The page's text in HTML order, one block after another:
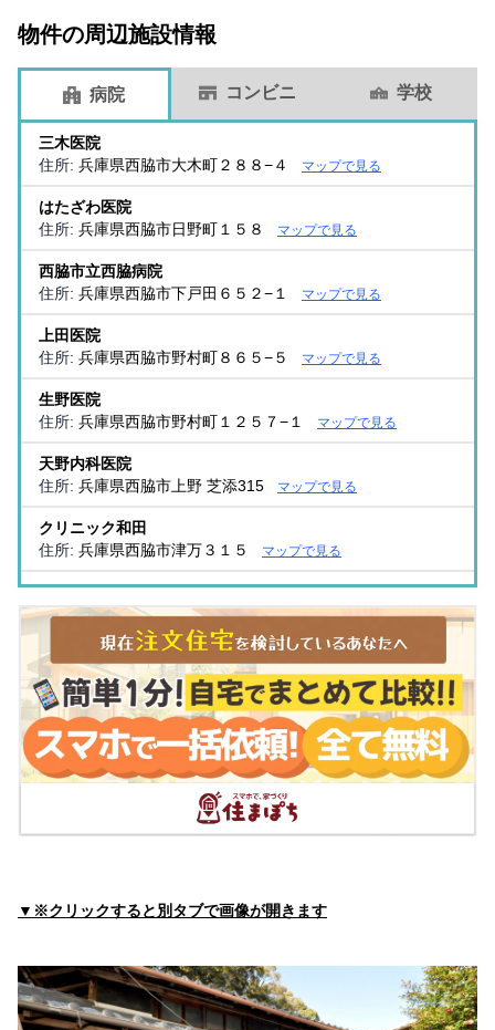
物件の周辺施設情報
病院 コンビニ 学校
三木医院
住所: 兵庫県西脇市大木町２８８−４ マップで見る
はたざわ医院
住所: 兵庫県西脇市日野町１５８ マップで見る
西脇市立西脇病院
住所: 兵庫県西脇市下戸田６５２−１ マップで見る
上田医院
住所: 兵庫県西脇市野村町８６５−５ マップで見る
生野医院
住所: 兵庫県西脇市野村町１２５７−１ マップで見る
天野内科医院
住所: 兵庫県西脇市上野 芝添315 マップで見る
クリニック和田
住所: 兵庫県西脇市津万３１５ マップで見る
ツクシクリニック
住所:兵庫県西脇市上野１１４ マップで見る
やない外科胃腸科
住所:兵庫県西脇市下戸田２７４−２ マップで見る
小澤医院
住所:兵庫県西脇市下戸田２７０−３８ マップで見る
折戸整形外科医院
兵庫県西脇市野村町１７９５−４２３
はやし内科クリニック
こばやし腎・泌尿器科クリニック
住所:兵庫県西脇市小坂町１７７ マップで見る
▼※クリックすると別タブで画像が開きます